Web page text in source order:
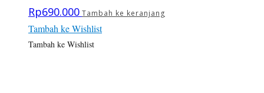
Rp690.000 Tambah ke keranjang
Tambah ke Wishlist
Tambah ke Wishlist